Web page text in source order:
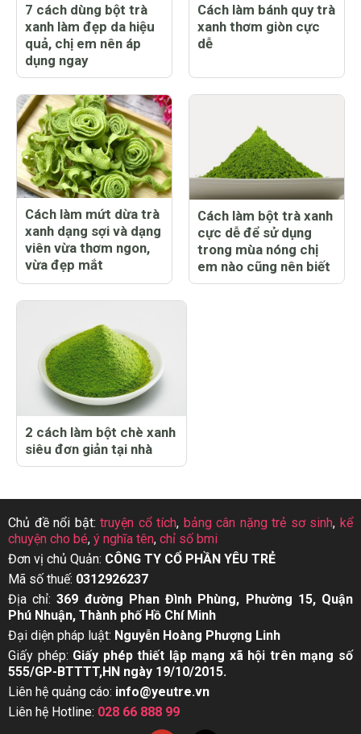
7 cách dùng bột trà
xanh làm đẹp da hiệu
quả, chị em nên áp
dụng ngay
Cách làm bánh quy trà
xanh thơm giòn cực
dễ
Cách làm mứt dừa trà
xanh dạng sợi và dạng
viên vừa thơm ngon,
vừa đẹp mắt
Cách làm bột trà xanh
cực dễ để sử dụng
trong mùa nóng chị
em nào cũng nên biết
2 cách làm bột chè xanh
siêu đơn giản tại nhà
Chủ đề nổi bật:truyện cổ tích, bảng cân nặng trẻ sơ sinh,kể
chuyện cho bé, ý nghĩa tên, chỉ số bmi
Đơn vị chủ Quản: CÔNG TY CỔ PHẦN YÊU TRẺ
Mã số thuế: 0312926237
Địa chỉ:369 đường Phan Đình Phùng, Phường 15, Quận
Phú Nhuận, Thành phố Hồ Chí Minh
Đại diện pháp luật: Nguyễn Hoàng Phượng Linh
Giấy phép: Giấy phép thiết lập mạng xã hội trên mạng số
555/GP-BTTTT,HN ngày 19/10/2015.
Liên hệ quảng cáo: info@yeutre.vn
Liên hệ Hotline: 028 66 888 99